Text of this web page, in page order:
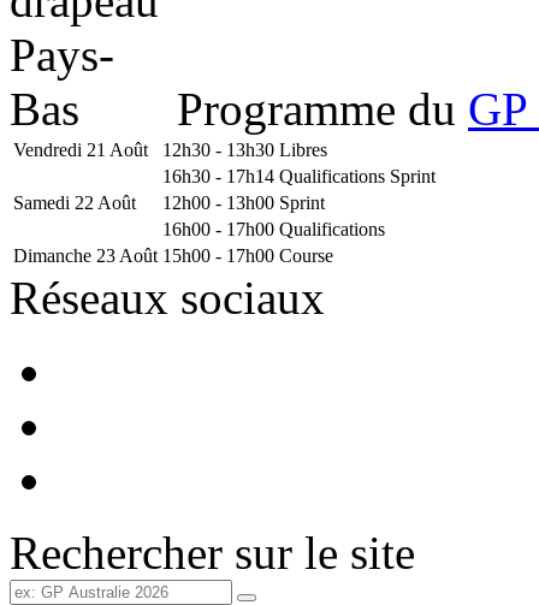
Programme du
Vendredi 21 Août 12h30 - 13h30 Libres
16h30 - 17h14 Qualifications Sprint
Samedi 22 Août
12h00 - 13h00 Sprint
16h00 - 17h00 Qualifications
Dimanche 23 Août 15h00 - 17h00 Course
Réseaux sociaux
Rechercher sur le site